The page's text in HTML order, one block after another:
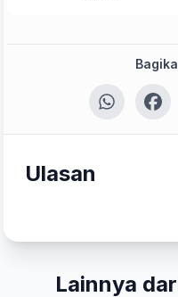
Ulasan
Lainnya
Tulis Ulasan
Peringkat Anda